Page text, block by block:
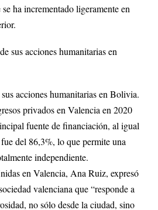
ha incrementado ligeramente en
acciones humanitarias en Bolivia.
privados en Valencia en 2020
fuente de financiación, al igual
del 86,3%, lo que permite una
independiente.
en Valencia, Ana Ruiz, expresó
valenciana que “responde a
no sólo desde la ciudad, sino